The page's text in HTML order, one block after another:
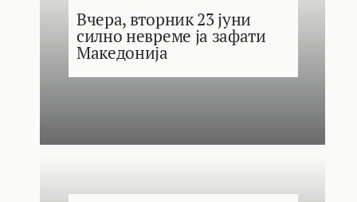
Вчера, вторник 23 јуни
силно невреме ја зафати
Македонија